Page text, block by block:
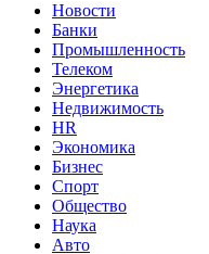
Новости
Банки
Промышленность
Телеком
Энергетика
Недвижимость
HR
Экономика
Бизнес
Спорт
Общество
Наука
Авто